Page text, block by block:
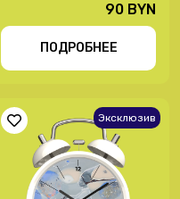
90 BYN
ПОДРОБНЕЕ
Эксклюзив